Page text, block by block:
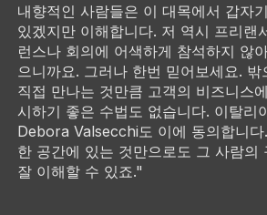
내향적인 사람들은 이 대목에서 갑자
있겠지만 이해합니다. 저 역시 프리랜
런스나 회의에 어색하게 참석하지 않
으니까요. 그러나 한번 믿어보세요.
직접 만나는 것만큼 고객의 비즈니스
시하기 좋은 수법도 없습니다. 이탈리
Debora Valsecchi도 이에 동의합니
한 공간에 있는 것만으로도 그 사람의
잘 이해할 수 있죠."